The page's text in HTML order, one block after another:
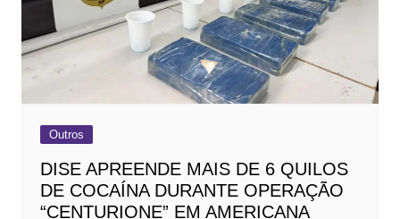
Outros
DISE APREENDE MAIS DE 6 QUILOS
DE COCAÍNA DURANTE OPERAÇÃO
“CENTURIONE” EM AMERICANA